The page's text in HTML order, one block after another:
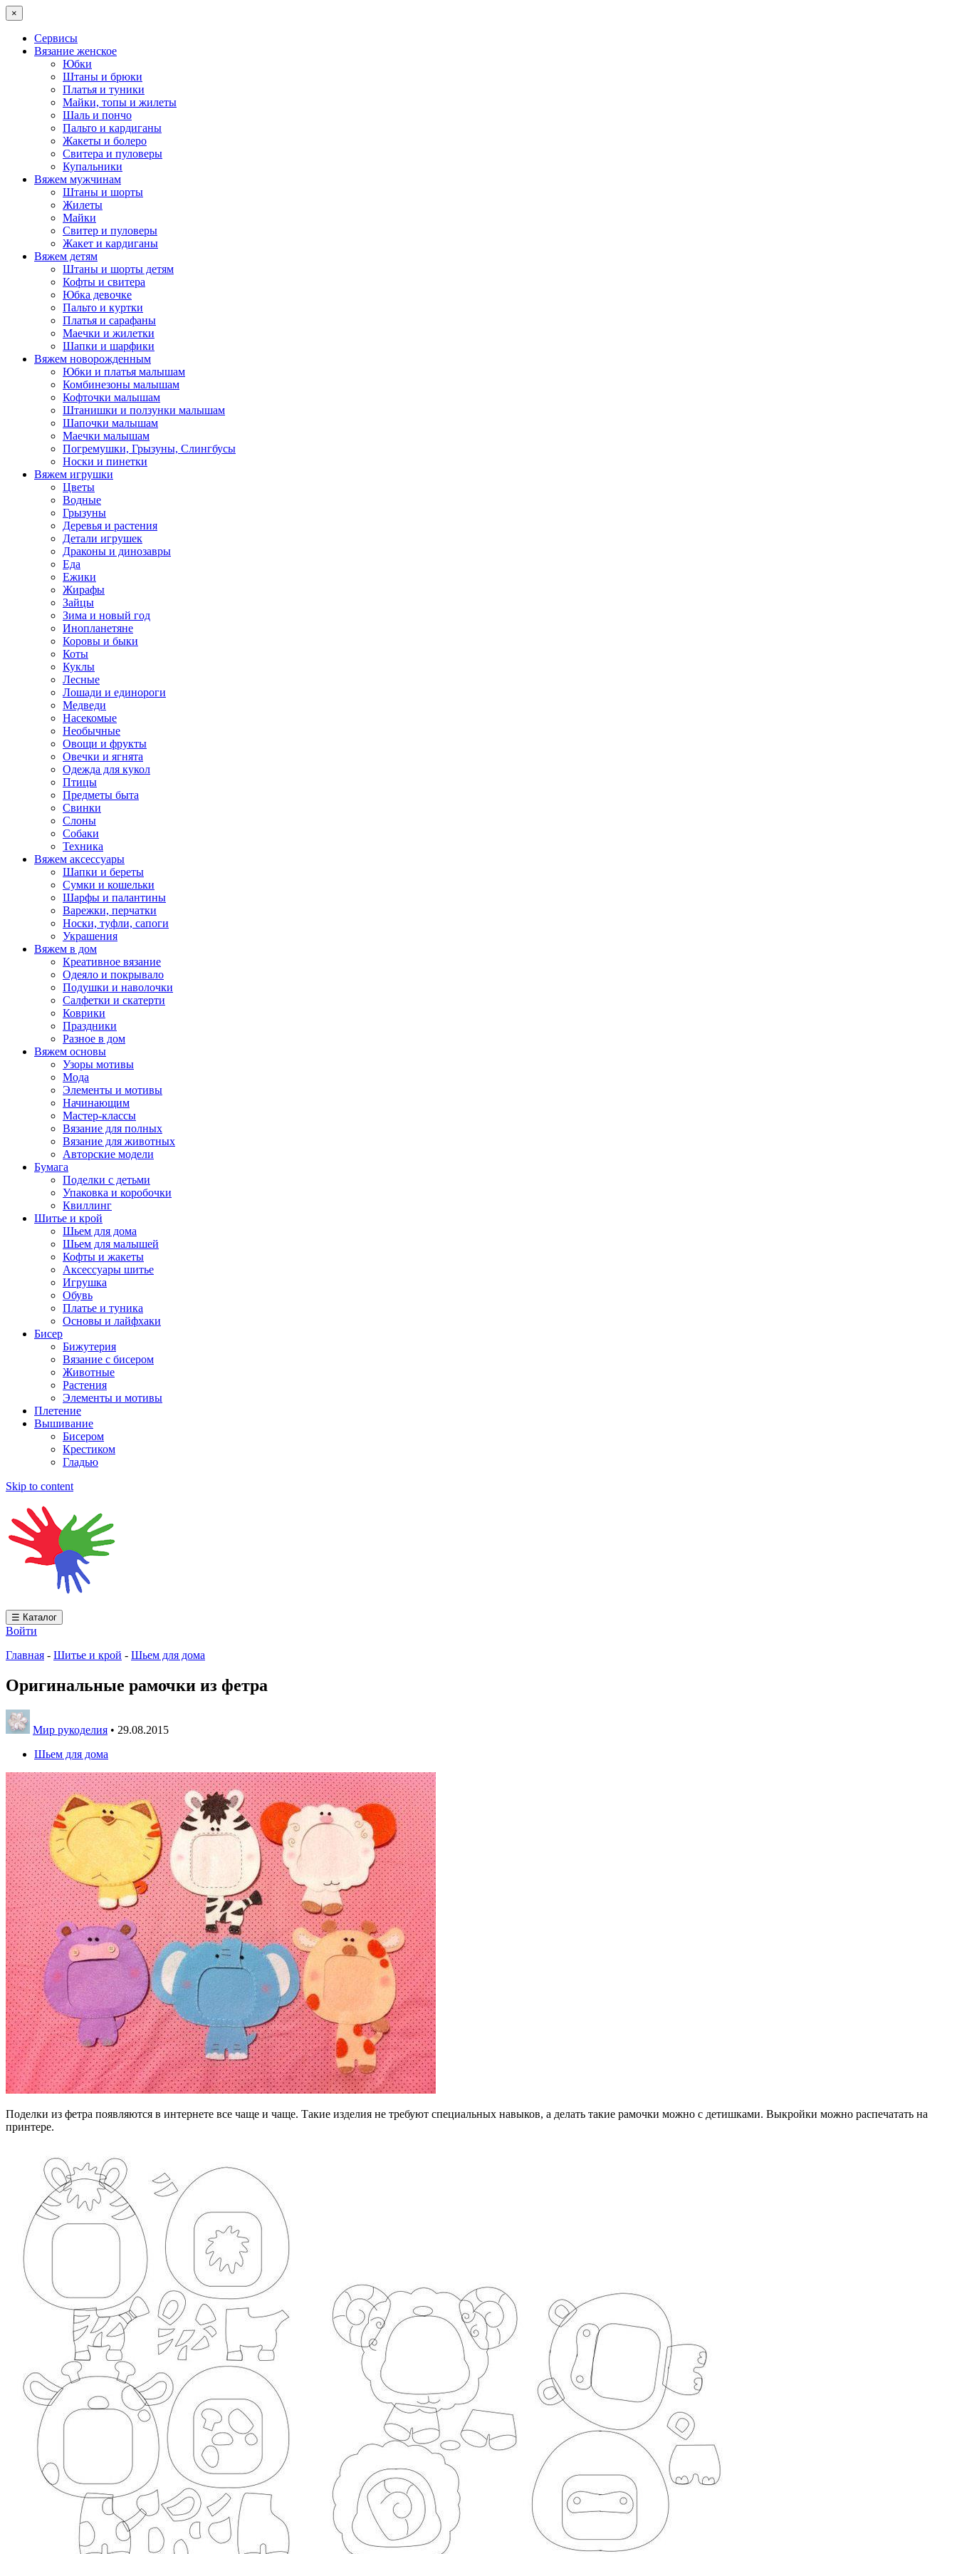
×
Сервисы
Вязание женское
Юбки
Штаны и брюки
Платья и туники
Майки, топы и жилеты
Шаль и пончо
Пальто и кардиганы
Жакеты и болеро
Свитера и пуловеры
Купальники
Вяжем мужчинам
Штаны и шорты
Жилеты
Майки
Свитер и пуловеры
Жакет и кардиганы
Вяжем детям
Штаны и шорты детям
Кофты и свитера
Юбка девочке
Пальто и куртки
Платья и сарафаны
Маечки и жилетки
Шапки и шарфики
Вяжем новорожденным
Юбки и платья малышам
Комбинезоны малышам
Кофточки малышам
Штанишки и ползунки малышам
Шапочки малышам
Маечки малышам
Погремушки, Грызуны, Слингбусы
Носки и пинетки
Вяжем игрушки
Цветы
Водные
Грызуны
Деревья и растения
Детали игрушек
Драконы и динозавры
Еда
Ежики
Жирафы
Зайцы
Зима и новый год
Инопланетяне
Коровы и быки
Коты
Куклы
Лесные
Лошади и единороги
Медведи
Насекомые
Необычные
Овощи и фрукты
Овечки и ягнята
Одежда для кукол
Птицы
Предметы быта
Свинки
Слоны
Собаки
Техника
Вяжем аксессуары
Шапки и береты
Сумки и кошельки
Шарфы и палантины
Варежки, перчатки
Носки, туфли, сапоги
Украшения
Вяжем в дом
Креативное вязание
Одеяло и покрывало
Подушки и наволочки
Салфетки и скатерти
Коврики
Праздники
Разное в дом
Вяжем основы
Узоры мотивы
Мода
Элементы и мотивы
Начинающим
Мастер-классы
Вязание для полных
Вязание для животных
Авторские модели
Бумага
Поделки с детьми
Упаковка и коробочки
Квиллинг
Шитье и крой
Шьем для дома
Шьем для малышей
Кофты и жакеты
Аксессуары шитье
Игрушка
Обувь
Платье и туника
Основы и лайфхаки
Бисер
Бижутерия
Вязание с бисером
Животные
Растения
Элементы и мотивы
Плетение
Вышивание
Бисером
Крестиком
Гладью
Skip to content
☰ Каталог
Войти
Главная - Шитье и крой - Шьем для дома
Оригинальные рамочки из фетра
Мир рукоделия • 29.08.2015
Шьем для дома
Поделки из фетра появляются в интернете все чаще и чаще. Такие изделия не требуют специальных навыков, а делать такие рамочки можно с детишками. Выкройки можно распечатать на
принтере.